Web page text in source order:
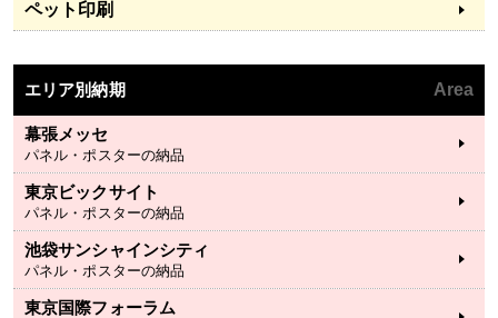
ペット印刷
エリア別納期 Area
幕張メッセ
パネル・ポスターの納品
東京ビックサイト
パネル・ポスターの納品
池袋サンシャインシティ
パネル・ポスターの納品
東京国際フォーラム